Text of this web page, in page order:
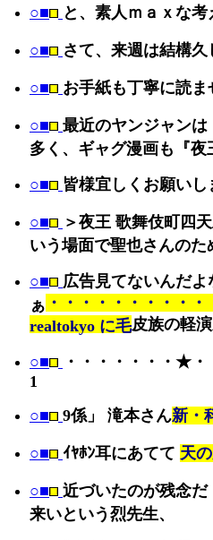
○■ と、素人ｍａｘな
○■ さて、来週は結構
○■ お手紙も丁寧に読
○■ 最近のヤンジャン
多く、ギャグ漫画も『
○■ 皆様宜しくお願いし
○■ ＞夜王 歌舞伎町四
いう場面で聖也さんの
○■ 広告見てないんだよ
ぁ ・・・・・・・・・
realtokyo に毛皮族の軽
○■ ・・・・・・・★・
1
○■ 9係」 滝本さん新・
○■ ｲﾔﾎﾝ耳にあてて 天
○■ 近づいたのが残念
来いという烈先生、